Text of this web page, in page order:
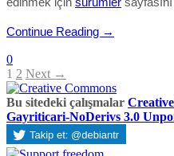
Continue Reading →
0
1 2 Next →
Bu sitedeki çalışmalar
Gayriticari-NoDerivs 3.0